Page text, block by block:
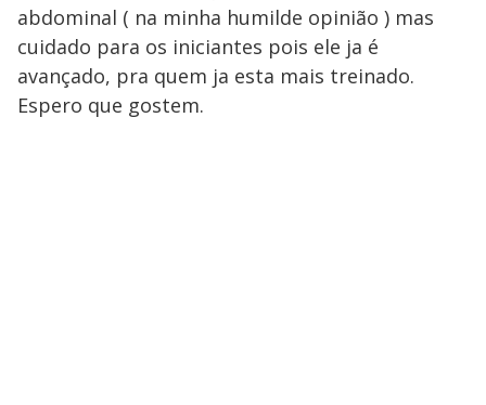
abdominal ( na minha humilde opinião ) mas
cuidado para os iniciantes pois ele ja é
avançado, pra quem ja esta mais treinado.
Espero que gostem.